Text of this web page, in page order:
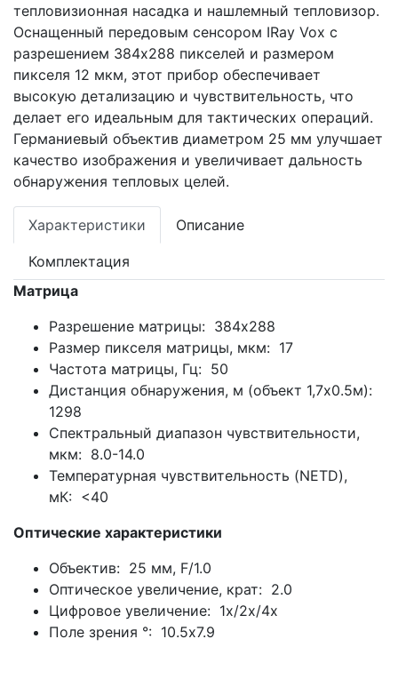
тепловизионная насадка и нашлемный тепловизор.
Оснащенный передовым сенсором IRay Vox с
разрешением 384x288 пикселей и размером
пикселя 12 мкм, этот прибор обеспечивает
высокую детализацию и чувствительность, что
делает его идеальным для тактических операций.
Германиевый объектив диаметром 25 мм улучшает
качество изображения и увеличивает дальность
обнаружения тепловых целей.
Характеристики Описание
Комплектация
Матрица
Разрешение матрицы: 384x288
Размер пикселя матрицы, мкм: 17
Частота матрицы, Гц: 50
Дистанция обнаружения, м (объект 1,7x0.5м):
1298
Спектральный диапазон чувствительности,
мкм: 8.0-14.0
Температурная чувствительность (NETD),
мК: <40
Оптические характеристики
Объектив: 25 мм, F/1.0
Оптическое увеличение, крат: 2.0
Цифровое увеличение: 1х/2х/4х
Поле зрения °: 10.5x7.9